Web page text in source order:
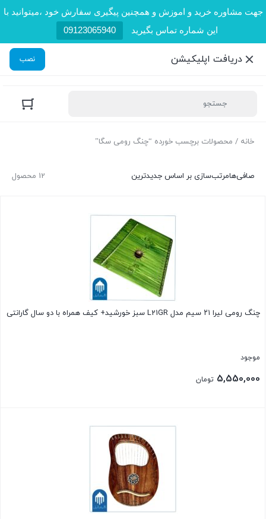
جهت مشاوره خرید و اموزش و همچنین پیگیری سفارش خود ،میتوانید با
این شماره تماس بگیرید
09123065940
دریافت اپلیکیشن نصب
خانه / محصولات برچسب خورده “چنگ رومی سگا”
12 محصول صافی‌هامرتب‌سازی بر اساس جدیدترین
چنگ رومی لیرا ۲۱ سیم مدل L21GR سبز خورشید+ کیف همراه با دو سال گارانتی
موجود
5,550,000 تومان